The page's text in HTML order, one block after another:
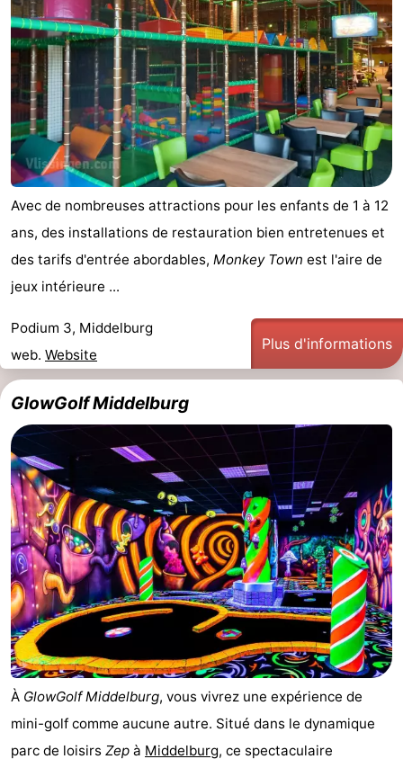
Avec de nombreuses attractions pour les enfants de 1 à 12
ans, des installations de restauration bien entretenues et
des tarifs d'entrée abordables, Monkey Town est l'aire de
jeux intérieure ...
Podium 3, Middelburg
web. Website
Plus d'informations
GlowGolf Middelburg
À GlowGolf Middelburg, vous vivrez une expérience de
mini-golf comme aucune autre. Situé dans le dynamique
parc de loisirs Zep à Middelburg, ce spectaculaire